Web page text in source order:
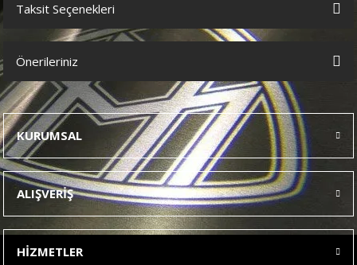
Bu ürüne ilk yorumu siz yapın!
Taksit Seçenekleri
Önerileriniz
Bu ürünün fiyat bilgisi, resim, ürün açıklamalarında ve diğer
konularda yetersiz gördüğünüz noktaları öneri formunu kullanarak
tarafımıza iletebilirsiniz.
Görüş ve önerileriniz için teşekkür ederiz.
Ürün resmi kalitesiz, bozuk veya görüntülenemiyor.
Ürün açıklamasında eksik bilgiler bulunuyor.
Ürün bilgilerinde hatalar bulunuyor.
Ürün fiyatı diğer sitelerden daha pahalı.
KURUMSAL
ALIŞVERİŞ
HİZMETLER